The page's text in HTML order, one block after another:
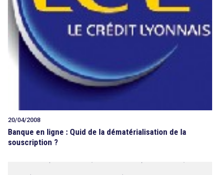
20/04/2008
Banque en ligne : Quid de la dématérialisation de la
souscription ?